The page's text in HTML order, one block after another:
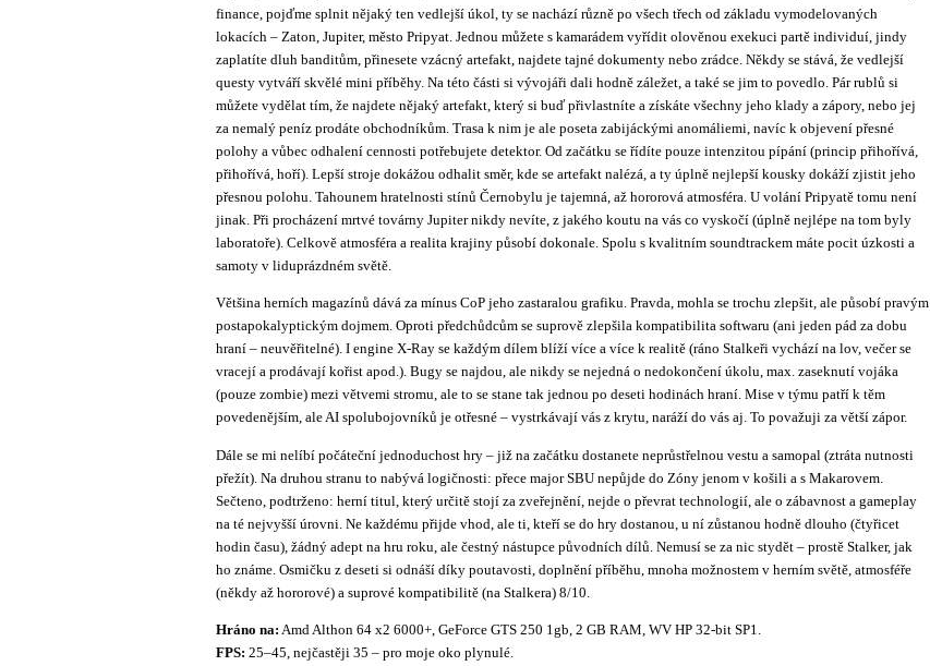
finance, pojďme splnit nějaký ten vedlejší úkol, ty se nachází různě po všech třech od základu vymodelovaných
lokacích – Zaton, Jupiter, město Pripyat. Jednou můžete s kamarádem vyřídit olověnou exekuci partě individuí, jindy
zaplatíte dluh banditům, přinesete vzácný artefakt, najdete tajné dokumenty nebo zrádce. Někdy se stává, že vedlejší
questy vytváří skvělé mini příběhy. Na této části si vývojáři dali hodně záležet, a také se jim to povedlo. Pár rublů si
můžete vydělat tím, že najdete nějaký artefakt, který si buď přivlastníte a získáte všechny jeho klady a zápory, nebo jej
za nemalý peníz prodáte obchodníkům. Trasa k nim je ale poseta zabijáckými anomáliemi, navíc k objevení přesné
polohy a vůbec odhalení cennosti potřebujete detektor. Od začátku se řídíte pouze intenzitou pípání (princip přihořívá,
přihořívá, hoří). Lepší stroje dokážou odhalit směr, kde se artefakt nalézá, a ty úplně nejlepší kousky dokáží zjistit jeho
přesnou polohu. Tahounem hratelnosti stínů Černobylu je tajemná, až hororová atmosféra. U volání Pripyatě tomu není
jinak. Při procházení mrtvé továrny Jupiter nikdy nevíte, z jakého koutu na vás co vyskočí (úplně nejlépe na tom byly
laboratoře). Celkově atmosféra a realita krajiny působí dokonale. Spolu s kvalitním soundtrackem máte pocit úzkosti a
samoty v liduprázdném světě.
Většina herních magazínů dává za mínus CoP jeho zastaralou grafiku. Pravda, mohla se trochu zlepšit, ale působí pravým
postapokalyptickým dojmem. Oproti předchůdcům se suprově zlepšila kompatibilita softwaru (ani jeden pád za dobu
hraní – neuvěřitelné). I engine X-Ray se každým dílem blíží více a více k realitě (ráno Stalkeři vychází na lov, večer se
vracejí a prodávají kořist apod.). Bugy se najdou, ale nikdy se nejedná o nedokončení úkolu, max. zaseknutí vojáka
(pouze zombie) mezi větvemi stromu, ale to se stane tak jednou po deseti hodinách hraní. Mise v týmu patří k těm
povedenějším, ale AI spolubojovníků je otřesné – vystrkávají vás z krytu, naráží do vás aj. To považuji za větší zápor.
Dále se mi nelíbí počáteční jednoduchost hry – již na začátku dostanete neprůstřelnou vestu a samopal (ztráta nutnosti
přežít). Na druhou stranu to nabývá logičnosti: přece major SBU nepůjde do Zóny jenom v košili a s Makarovem.
Sečteno, podtrženo: herní titul, který určitě stojí za zveřejnění, nejde o převrat technologií, ale o zábavnost a gameplay
na té nejvyšší úrovni. Ne každému přijde vhod, ale ti, kteří se do hry dostanou, u ní zůstanou hodně dlouho (čtyřicet
hodin času), žádný adept na hru roku, ale čestný nástupce původních dílů. Nemusí se za nic stydět – prostě Stalker, jak
ho známe. Osmičku z deseti si odnáší díky poutavosti, doplnění příběhu, mnoha možnostem v herním světě, atmosféře
(někdy až hororové) a suprové kompatibilitě (na Stalkera) 8/10.
Hráno na: Amd Althon 64 x2 6000+, GeForce GTS 250 1gb, 2 GB RAM, WV HP 32-bit SP1.
FPS: 25–45, nejčastěji 35 – pro moje oko plynulé.